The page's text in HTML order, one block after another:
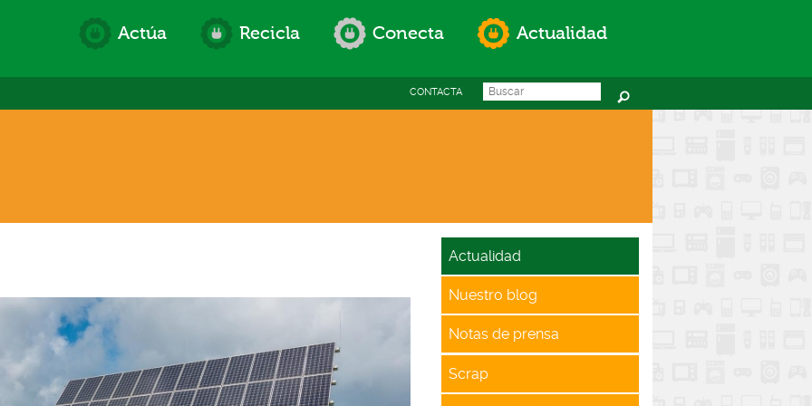
Actúa Recicla Conecta Actualidad
Formulario de
Search this site
CONTACTA
Actualidad
Nuestro blog
Notas de prensa
Scrap